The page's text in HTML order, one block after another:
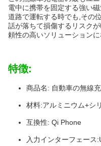
電中に携帯を固定する強い
道路で運転する時でも,その
話が落ちて損傷するリスク
頼性の高いソリューションに
特徴:
商品名: 自動車の無線
材料:アルミニウム+シ
互換性: Qi Phone
入力インターフェース